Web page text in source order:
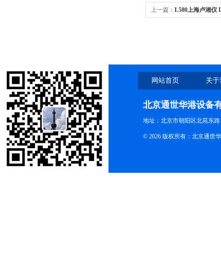
上一篇： L580上海卢湘仪
网站首页 关
北京通世华港设备
地址：北京市朝阳区北苑东路
© 2026 版权所有：北京通世